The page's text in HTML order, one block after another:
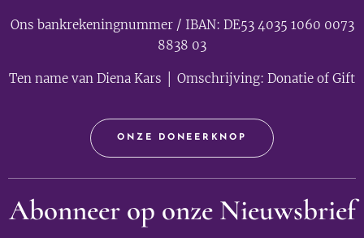
Ons bankrekeningnummer / IBAN: DE53 4035 1060 0073
8838 03
Ten name van Diena Kars │ Omschrijving: Donatie of Gift
ONZE DONEERKNOP
Abonneer op onze Nieuwsbrief